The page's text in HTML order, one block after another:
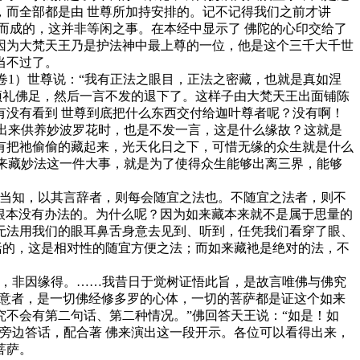
全部都是由 世尊所加持安排的。记不记得我们之前才讲
的，这并非等闲之事。在本经中显示了 佛陀的心印交给了
大梵天王乃是护法神中最上尊的一位，他是这个三千大千世
过了。
世尊说：“我有正法之眼目，正法之密藏，也就是真如涅
佛足，然后一言不发的退下了。这样子由大梵天王出面铺陈
有看到 世尊到底把什么东西交付给迦叶尊者呢？没有啊！
供养妙波罗花时，也是不发一言，这是什么缘故？这就是
祂偷偷的藏起来，光天化日之下，可惜无缘的众生就是什么
妙法这一件大事，就是为了使得众生能够出离三界，能够
以其言辞者，则每会随宜之法也。不随宜之法者，则不
没有办法的。为什么呢？因为如来藏本来就不是属于思量的
用我们的眼耳鼻舌身意去见到、听到，任凭我们看穿了眼、
，这是相对性的随宜方便之法；而如来藏衪是绝对的法，不
非因缘得。……我昔日于觉树证悟此旨，是故言唯佛与佛究
者，是一切佛经修多罗的心体，一切的菩萨都是证这个如来
会有第二句话、第二种情况。”佛回答天王说：“如是！如
答话，配合著 佛来演出这一段开示。各位可以看得出来，
。